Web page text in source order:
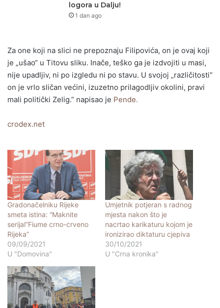
logora u Dalju!
1 dan ago
Za one koji na slici ne prepoznaju Filipovića, on je ovaj koji
je „ušao“ u Titovu sliku. Inače, teško ga je izdvojiti u masi,
nije upadljiv, ni po izgledu ni po stavu. U svojoj „različitosti“
on je vrlo sličan većini, izuzetno prilagodljiv okolini, pravi
mali politički Zelig.” napisao je Pende.
crodex.net
Gradonačelniku Rijeke
smeta istina: “Maknite
serijal”Fiume crno-crveno
Rijeka”
09/09/2021
U "Domovina"
Umjetnik potjeran s radnog
mjesta nakon što je
nacrtao karikaturu kojom je
ironizirao diktaturu cjepiva
30/10/2021
U "Crna kronika"